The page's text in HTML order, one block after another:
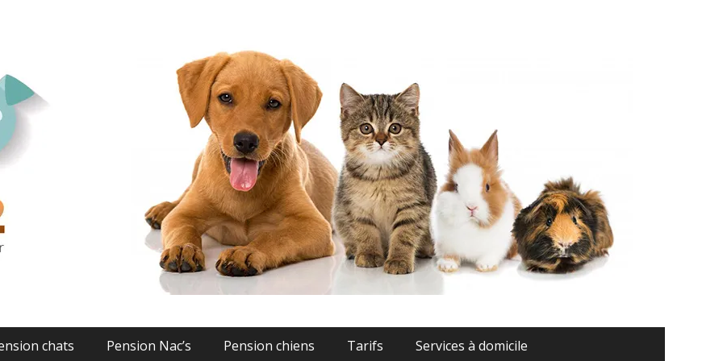
chats chiens Montauban
chats Pension Nac’s Pension chiens Tarifs Services à domicile